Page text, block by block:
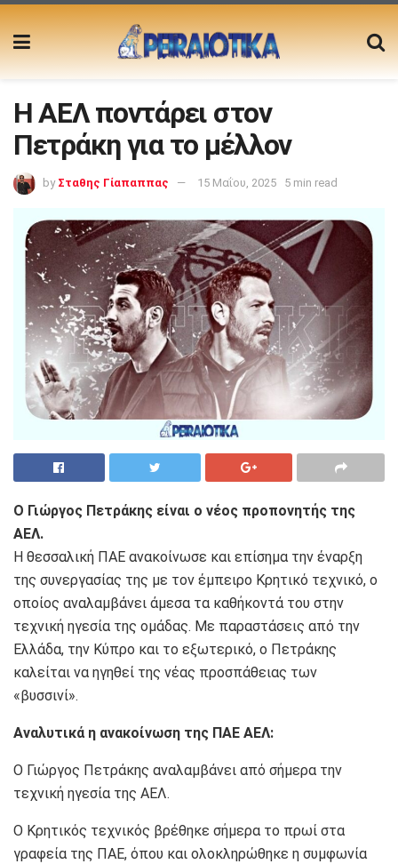
Η ΑΕΛ ποντάρει στον
Πετράκη για το μέλλον
by Σταθης Γίαπαππας 15 Μαΐου, 2025 5 min read
Ο Γιώργος Πετράκης είναι ο νέος προπονητής της
ΑΕΛ.
Η θεσσαλική ΠΑΕ ανακοίνωσε και επίσημα την έναρξη
της συνεργασίας της με τον έμπειρο Κρητικό τεχνικό, ο
οποίος αναλαμβάνει άμεσα τα καθήκοντά του στην
τεχνική ηγεσία της ομάδας. Με παραστάσεις από την
Ελλάδα, την Κύπρο και το εξωτερικό, ο Πετράκης
καλείται να ηγηθεί της νέας προσπάθειας των
«βυσσινί».
Αναλυτικά η ανακοίνωση της ΠΑΕ ΑΕΛ:
Ο Γιώργος Πετράκης αναλαμβάνει από σήμερα την
τεχνική ηγεσία της ΑΕΛ.
Ο Κρητικός τεχνικός βρέθηκε σήμερα το πρωί στα
γραφεία της ΠΑΕ, όπου και ολοκληρώθηκε η συμφωνία